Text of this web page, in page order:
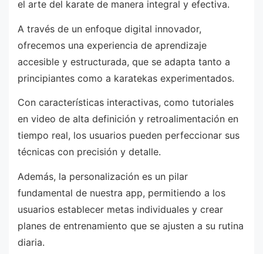
el arte del karate de manera integral y efectiva.
A través de un enfoque digital innovador,
ofrecemos una experiencia de aprendizaje
accesible y estructurada, que se adapta tanto a
principiantes como a karatekas experimentados.
Con características interactivas, como tutoriales
en video de alta definición y retroalimentación en
tiempo real, los usuarios pueden perfeccionar sus
técnicas con precisión y detalle.
Además, la personalización es un pilar
fundamental de nuestra app, permitiendo a los
usuarios establecer metas individuales y crear
planes de entrenamiento que se ajusten a su rutina
diaria.